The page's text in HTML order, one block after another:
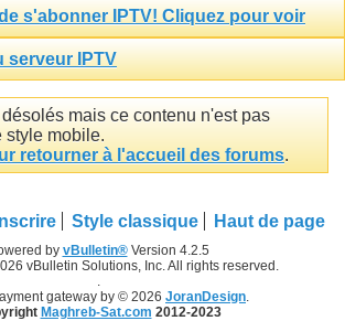
s'abonner IPTV! Cliquez pour voir
serveur IPTV
mais ce contenu n'est pas
style mobile.
retourner à l'accueil des forums.
Style classique Haut de page
by vBulletin®Version 4.2.5
vBulletin Solutions, Inc. All rights reserved.
.
gateway by © 2026 JoranDesign.
Maghreb-Sat.com 2012-2023